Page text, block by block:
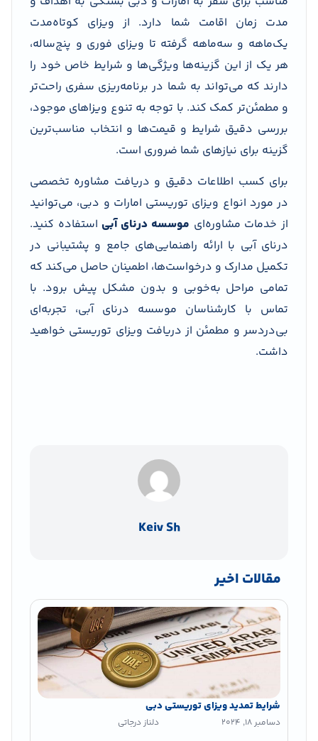
مدت زمان اقامت شما دارد. از ویزای کوتاه‌مدت
یک‌ماهه و سه‌ماهه گرفته تا ویزای فوری و پنج‌ساله،
هر یک از این گزینه‌ها ویژگی‌ها و شرایط خاص خود را
دارند که می‌تواند به شما در برنامه‌ریزی سفری راحت‌تر
و مطمئن‌تر کمک کند. با توجه به تنوع ویزاهای موجود،
بررسی دقیق شرایط و قیمت‌ها و انتخاب مناسب‌ترین
گزینه برای نیازهای شما ضروری است.
برای کسب اطلاعات دقیق و دریافت مشاوره تخصصی
در مورد انواع ویزای توریستی امارات و دبی، می‌توانید
از خدمات مشاوره‌ای موسسه درنای آبی استفاده کنید.
درنای آبی با ارائه راهنمایی‌های جامع و پشتیبانی در
تکمیل مدارک و درخواست‌ها، اطمینان حاصل می‌کند که
تمامی مراحل به‌خوبی و بدون مشکل پیش برود. با
تماس با کارشناسان موسسه درنای آبی، تجربه‌ای
بی‌دردسر و مطمئن از دریافت ویزای توریستی خواهید
داشت.
Keiv Sh
مقالات اخیر
شرایط تمدید ویزای توریستی دبی
دسامبر 18, 2024 دلناز درجاتی